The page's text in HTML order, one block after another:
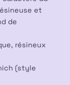
et
de
résineux
(style